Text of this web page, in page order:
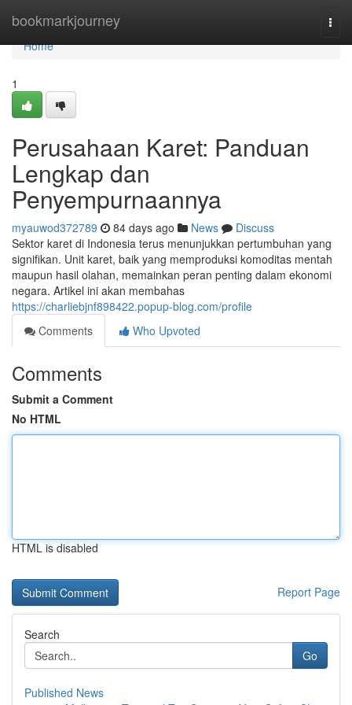
bookmarkjourney
Home
Home
1
Perusahaan Karet: Panduan
Lengkap dan
Penyempurnaannya
myauwod372789 84 days ago News
Discuss
Sektor karet di Indonesia terus menunjukkan pertumbuhan yang
signifikan. Unit karet, baik yang memproduksi komoditas mentah
maupun hasil olahan, memainkan peran penting dalam ekonomi
negara. Artikel ini akan membahas
https://charliebjnf898422.popup-blog.com/profile
Comments
Who Upvoted
Comments
Submit a Comment
No HTML
HTML is disabled
Report Page
Search
Go
Published News